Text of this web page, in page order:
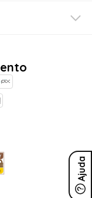
Ajuda